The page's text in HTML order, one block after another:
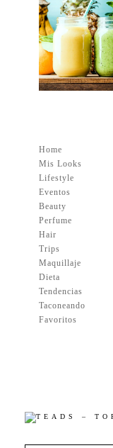
Home
Mis Looks
Lifestyle
Eventos
Beauty
Perfume
Hair
Trips
Maquillaje
Dieta
Tendencias
Taconeando
Favoritos